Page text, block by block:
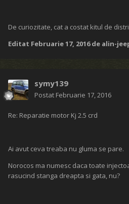
De curiozitate, cat a costat kitul de
Editat Februarie 17, 2016de alin-
symy139
Postat Februarie 17, 2016
Re: Reparatie motor Kj 2.5 crd
Ai avut ceva treaba nu gluma se pare.
Norocos ma numesc daca toate
rasucind stanga dreapta si gata, nu?